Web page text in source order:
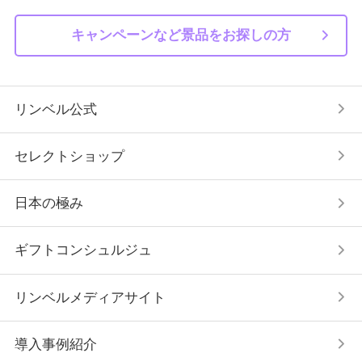
キャンペーンなど景品をお探しの方
リンベル公式
セレクトショップ
日本の極み
ギフトコンシュルジュ
リンベルメディアサイト
導入事例紹介